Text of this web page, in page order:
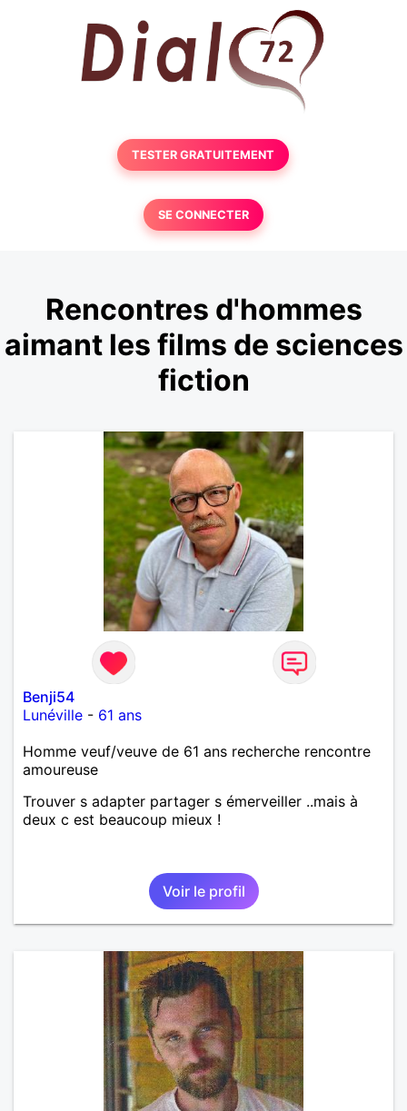
TESTER GRATUITEMENT
SE CONNECTER
Rencontres d'hommes
aimant les films de sciences
fiction
Benji54
Lunéville - 61 ans
Homme veuf/veuve de 61 ans recherche rencontre
amoureuse
Trouver s adapter partager s émerveiller ..mais à
deux c est beaucoup mieux !
Voir le profil